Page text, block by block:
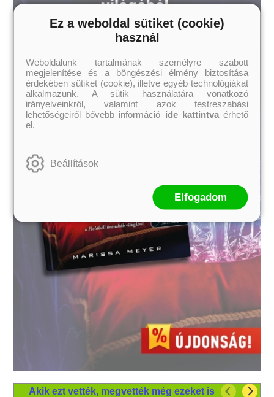
Akik ezt vették, megvették még ezeket is
Ez a weboldal sütiket (cookie)
használ
Weboldalunk tartalmának személyre szabott
megjelenítése és a böngészési élmény biztosítása
érdekében sütiket (cookie), illetve egyéb technológiákat
alkalmazunk. A sütik használatára vonatkozó
irányelveinkről, valamint azok testreszabási
lehetőségeiről bővebb információ ide kattintvaérhető
el.
Beállítások
Elfogadom